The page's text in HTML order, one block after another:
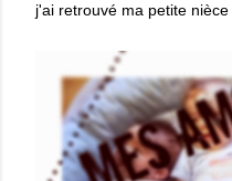
j'ai retrouvé ma petite